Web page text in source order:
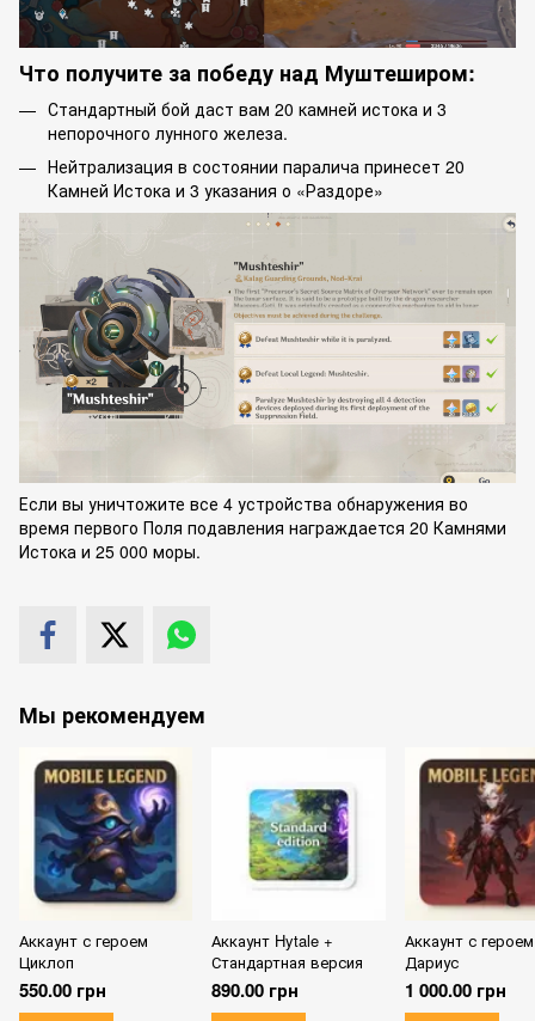
Что получите за победу над Муштеширом:
Стандартный бой даст вам 20 камней истока и 3
непорочного лунного железа.
Нейтрализация в состоянии паралича принесет 20
Камней Истока и 3 указания о «Раздоре»
Если вы уничтожите все 4 устройства обнаружения во
время первого Поля подавления награждается 20 Камнями
Истока и 25 000 моры.
Мы рекомендуем
Аккаунт с героем
Циклоп
550.00 грн
Аккаунт Hytale +
Стандартная версия
890.00 грн
Аккаунт с героем
Дариус
1 000.00 грн